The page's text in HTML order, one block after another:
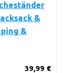
&
&
39,99 €